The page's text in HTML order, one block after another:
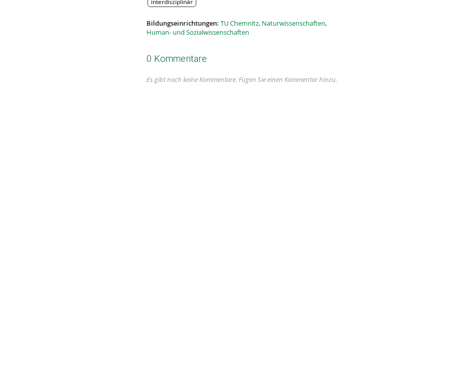
Bildungseinrichtungen: TU Chemnitz, Naturwissenschaften,
Human- und Sozialwissenschaften
0 Kommentare
Es gibt noch keine Kommentare. Fügen Sie einen Kommentar hinzu.